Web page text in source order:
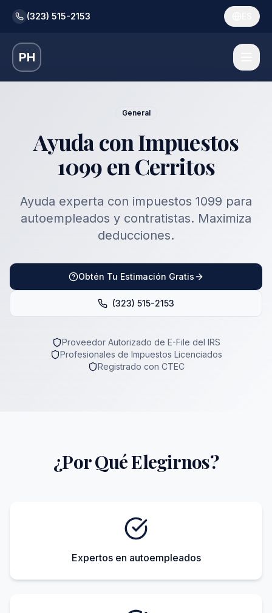
(323) 515-2153
PH
General
Ayuda con Impuestos
1099 en Cerritos
Ayuda experta con impuestos 1099 para
autoempleados y contratistas. Maximiza
deducciones.
Obtén Tu Estimación Gratis
(323) 515-2153
Proveedor Autorizado de E-File del IRS
Profesionales de Impuestos Licenciados
Registrado con CTEC
¿Por Qué Elegirnos?
Expertos en autoempleados